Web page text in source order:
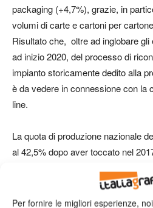
Per fornire le migliori esperienze,
packaging (+4,7%), grazie, in
volumi di carte e cartoni per
Risultato che, oltre ad inglobare
ad inizio 2020, del processo di
impianto storicamente dedito alla
è da vedere in connessione con la
line.
La quota di produzione nazionale
al 42,5% dopo aver toccato nel